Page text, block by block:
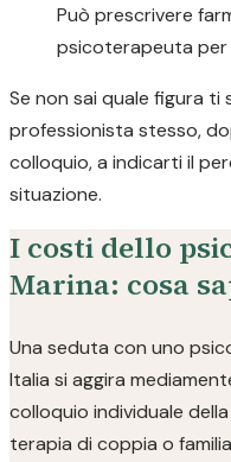
Può prescrivere
psicoterapeuta
Se non sai quale figura ti
professionista stesso,
colloquio, a indicarti il
situazione.
I costi dello
Marina: cosa
Una seduta con uno
Italia si aggira
colloquio individuale
terapia di coppia o